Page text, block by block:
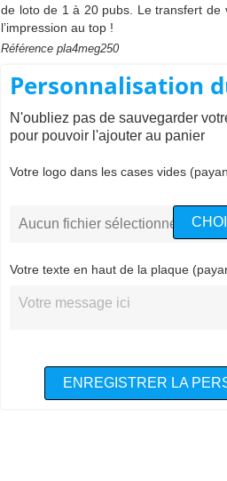
de loto de 1 à 20 pubs. Le transfert de
l’impression au top !
Référence pla4meg250
Personnalisation
N'oubliez pas de sauvegarder
pour pouvoir l'ajouter au panier
Votre logo dans les cases vides
Aucun fichier sélectionné
Votre texte en haut de la plaque
ENREGISTRER LA